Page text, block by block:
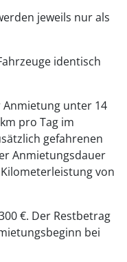
jeweils nur als
identisch
Anmietung unter 14
pro Tag im
gefahrenen
Anmietungsdauer
von
€. Der Restbetrag
bei